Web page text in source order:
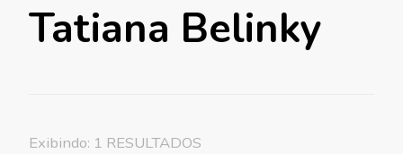
Tatiana Belinky
Exibindo: 1 RESULTADOS